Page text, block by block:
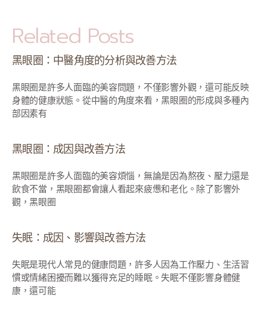
Related Posts
黑眼圈：中醫角度的分析與改善方法
黑眼圈是許多人面臨的美容問題，不僅影響外觀，還可能反映
身體的健康狀態。從中醫的角度來看，黑眼圈的形成與多種內
部因素有
黑眼圈：成因與改善方法
黑眼圈是許多人面臨的美容煩惱，無論是因為熬夜、壓力還是
飲食不當，黑眼圈都會讓人看起來疲憊和老化。除了影響外
觀，黑眼圈
失眠：成因、影響與改善方法
失眠是現代人常見的健康問題，許多人因為工作壓力、生活習
慣或情緒困擾而難以獲得充足的睡眠。失眠不僅影響身體健
康，還可能